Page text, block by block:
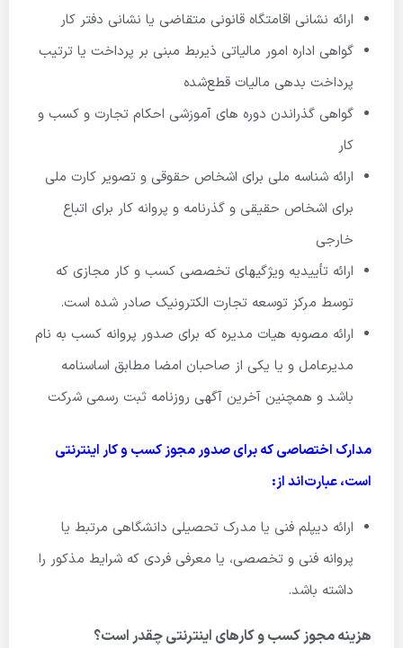
ارائه نشانی اقامتگاه قانونی متقاضی یا نشانی دفتر کار
گواهی اداره امور مالیاتی ذیربط مبنی بر پرداخت یا ترتیب
پرداخت بدهی مالیات قطع‌شده
گواهی گذراندن دوره ­های آموزشی احکام تجارت و کسب و
کار
ارائه شناسه ملی برای اشخاص حقوقی و تصویر کارت ملی
برای اشخاص حقیقی و گذرنامه و پروانه کار برای اتباع
خارجی
ارائه تأییدیه ویژگی­های تخصصی کسب و کار مجازی که
توسط مرکز توسعه تجارت الکترونیک صادر شده است.
ارائه مصوبه هیات مدیره که برای صدور پروانه کسب به نام
مدیرعامل و یا یکی از صاحبان امضا مطابق اساسنامه
باشد و همچنین آخرین آگهی روزنامه ثبت رسمی شرکت
مدارک اختصاصی که برای صدور مجوز کسب و کار اینترنتی
است، عبارت‌اند از:
ارائه دیپلم فنی یا مدرک تحصیلی دانشگاهی مرتبط یا
پروانه فنی و تخصصی، یا معرفی فردی که شرایط مذکور را
داشته باشد.
هزینه مجوز کسب و کارهای اینترنتی چقدر است؟